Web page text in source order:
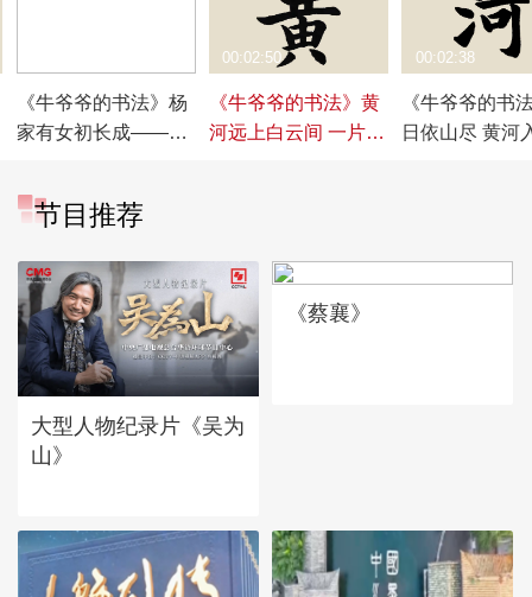
《牛爷爷的书法》杨
家有女初长成——唱
《牛爷爷的书法》黄
河远上白云间 一片孤
00:02:50
《牛爷爷的书
日依山尽 黄河
00:02:38
节目推荐
大型人物纪录片《吴为
山》
《蔡襄》